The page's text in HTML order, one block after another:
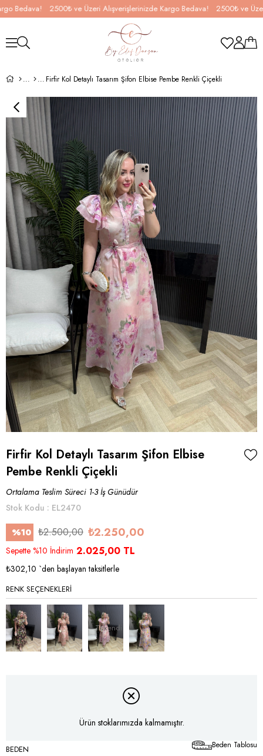
Bedava! 2500₺ ve Üzeri Alışverişlerinizde Kargo Bedava! 2500₺ ve Üzeri
Firfir Kol Detaylı Tasarım Şifon Elbise Pembe Renkli Çiçekli
Firfir Kol Detaylı Tasarım Şifon Elbise
Pembe Renkli Çiçekli
Ortalama Teslim Süreci 1-3 İş Günüdür
Stok Kodu
EL2470
%10
İndirim
₺2.500,00 ₺2.250,00
Sepette %10 İndirim 2.025,00 TL
₺302,10 `den başlayan taksitlerle
RENK SEÇENEKLERI
Tükendi
Ürün stoklarımızda kalmamıştır.
BEDEN Beden Tablosu